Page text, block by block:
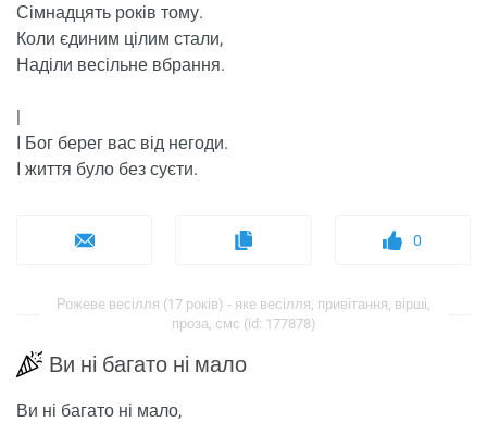
Сімнадцять років тому.
Коли єдиним цілим стали,
Наділи весільне вбрання.
|
І Бог берег вас від негоди.
І життя було без суєти.
0
Рожеве весілля (17 років) - яке весілля, привітання, вірші,
проза, смс (id: 177878)
Ви ні багато ні мало
Ви ні багато ні мало,